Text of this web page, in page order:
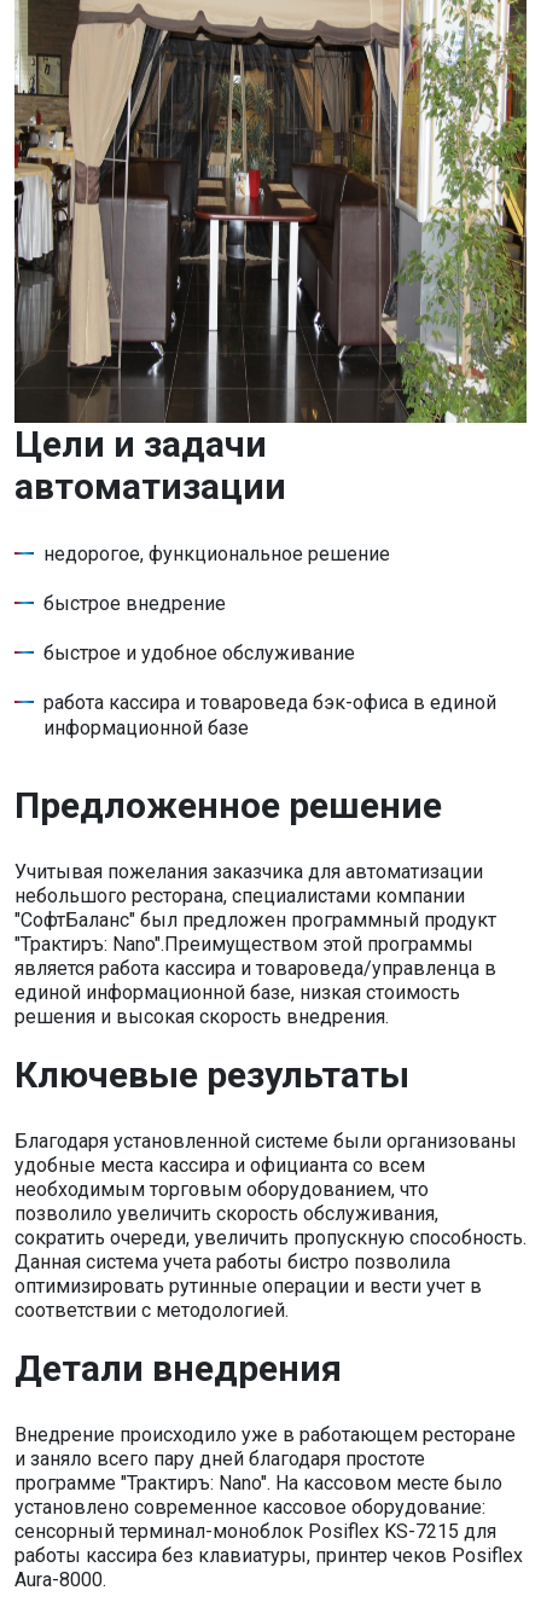
Цели и задачи
автоматизации
недорогое, функциональное решение
быстрое внедрение
быстрое и удобное обслуживание
работа кассира и товароведа бэк-офиса в единой
информационной базе
Предложенное решение
Учитывая пожелания заказчика для автоматизации
небольшого ресторана, специалистами компании
"СофтБаланс" был предложен программный продукт
"Трактиръ: Nano".Преимуществом этой программы
является работа кассира и товароведа/управленца в
единой информационной базе, низкая стоимость
решения и высокая скорость внедрения.
Ключевые результаты
Благодаря установленной системе были организованы
удобные места кассира и официанта со всем
необходимым торговым оборудованием, что
позволило увеличить скорость обслуживания,
сократить очереди, увеличить пропускную способность.
Данная система учета работы бистро позволила
оптимизировать рутинные операции и вести учет в
соответствии с методологией.
Детали внедрения
Внедрение происходило уже в работающем ресторане
и заняло всего пару дней благодаря простоте
программе "Трактиръ: Nano". На кассовом месте было
установлено современное кассовое оборудование:
сенсорный терминал-моноблок Posiflex KS-7215 для
работы кассира без клавиатуры, принтер чеков Posiflex
Aura-8000.